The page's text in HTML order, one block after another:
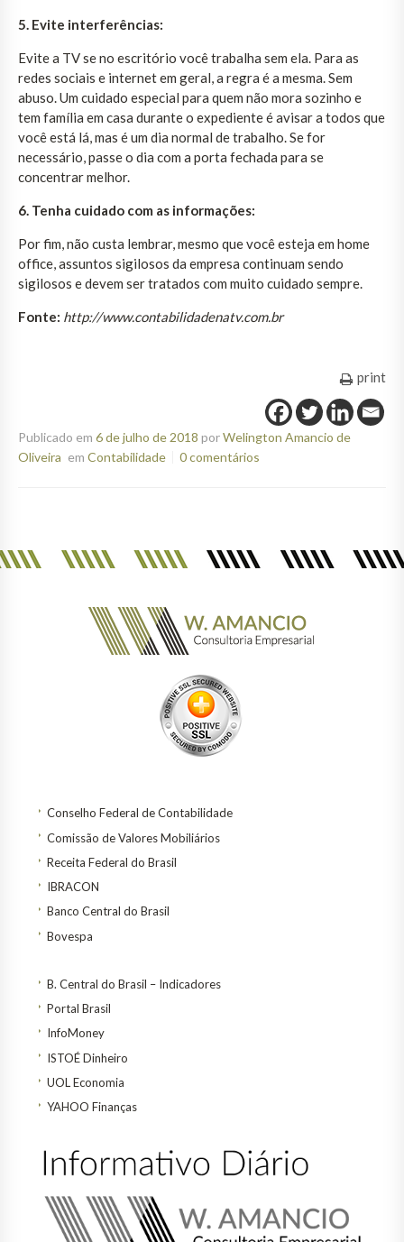
5. Evite interferências:
Evite a TV se no escritório você trabalha sem ela. Para as
redes sociais e internet em geral, a regra é a mesma. Sem
abuso. Um cuidado especial para quem não mora sozinho e
tem família em casa durante o expediente é avisar a todos que
você está lá, mas é um dia normal de trabalho. Se for
necessário, passe o dia com a porta fechada para se
concentrar melhor.
6. Tenha cuidado com as informações:
Por fim, não custa lembrar, mesmo que você esteja em home
office, assuntos sigilosos da empresa continuam sendo
sigilosos e devem ser tratados com muito cuidado sempre.
Fonte: http://www.contabilidadenatv.com.br
print
Publicado em 6 de julho de 2018 porWelington Amancio de
Oliveira em Contabilidade 0 comentários
Conselho Federal de Contabilidade
Comissão de Valores Mobiliários
Receita Federal do Brasil
IBRACON
Banco Central do Brasil
Bovespa
B. Central do Brasil – Indicadores
Portal Brasil
InfoMoney
ISTOÉ Dinheiro
UOL Economia
YAHOO Finanças